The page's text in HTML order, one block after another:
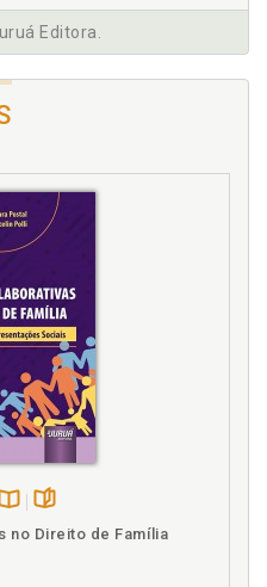
de critérios objetivos de
p. 37
legislativas e
"pontos de partida"
internacional, p. 117
p. 42
de divulgação a
p. 45
p. 42
Editora.
páginas
no Direito de Família